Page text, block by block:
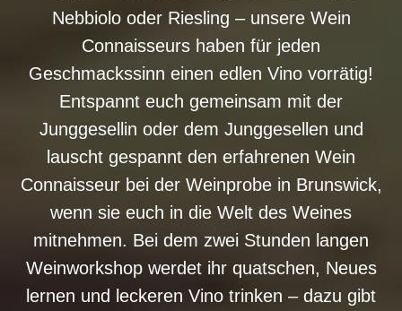
Nebbiolo oder Riesling – unsere Wein
Connaisseurs haben für jeden
Geschmackssinn einen edlen Vino vorrätig!
Entspannt euch gemeinsam mit der
Junggesellin oder dem Junggesellen und
lauscht gespannt den erfahrenen Wein
Connaisseur bei der Weinprobe in Brunswick,
wenn sie euch in die Welt des Weines
mitnehmen. Bei dem zwei Stunden langen
Weinworkshop werdet ihr quatschen, Neues
lernen und leckeren Vino trinken – dazu gibt